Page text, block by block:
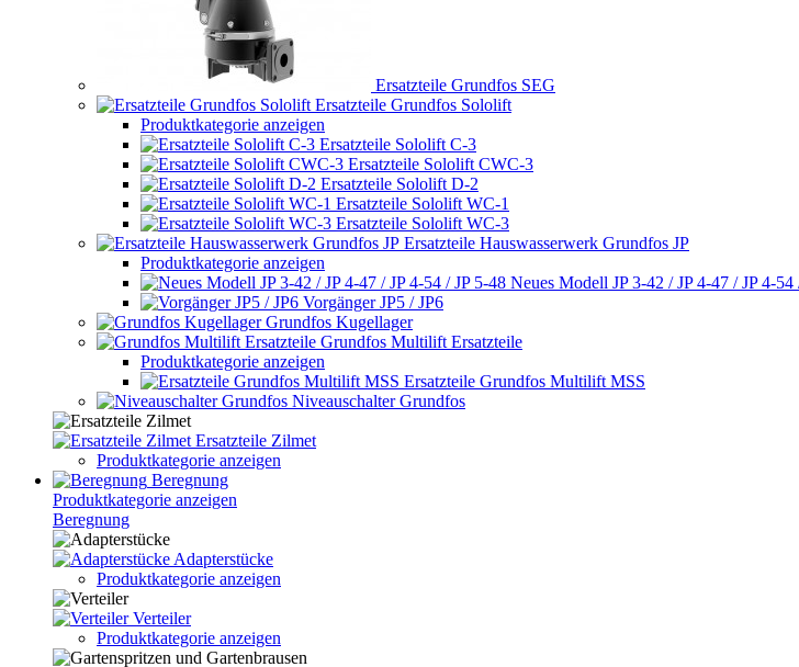
Ersatzteile Grundfos SEG
Ersatzteile Grundfos Sololift
Produktkategorie anzeigen
Ersatzteile Sololift C-3
Ersatzteile Sololift CWC-3
Ersatzteile Sololift D-2
Ersatzteile Sololift WC-1
Ersatzteile Sololift WC-3
Ersatzteile Hauswasserwerk Grundfos JP
Produktkategorie anzeigen
Neues Modell JP 3-42 / JP 4-47 / JP 4-54
Vorgänger JP5 / JP6
Grundfos Kugellager
Grundfos Multilift Ersatzteile
Produktkategorie anzeigen
Ersatzteile Grundfos Multilift MSS
Niveauschalter Grundfos
Ersatzteile Zilmet
Produktkategorie anzeigen
Beregnung
Produktkategorie anzeigen
Beregnung
Adapterstücke
Produktkategorie anzeigen
Verteiler
Produktkategorie anzeigen